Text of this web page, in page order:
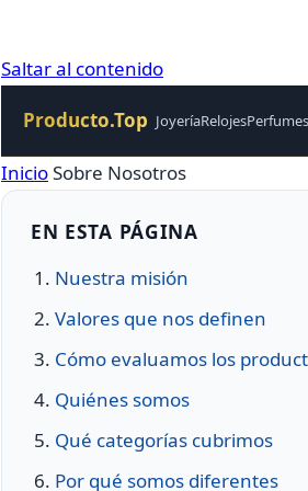
Saltar al contenido
Producto.Top JoyeríaRelojesPerfumes
InicioSobre Nosotros
EN ESTA PÁGINA
Nuestra misión
Valores que nos definen
Cómo evaluamos los
Quiénes somos
Qué categorías cubrimos
Por qué somos diferentes